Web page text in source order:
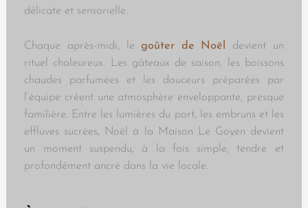
délicate et sensorielle.
Chaque après-midi, legoûter de Noël
devient un
rituel chaleureux. Les gâteaux de saison, les boissons
chaudes parfumées et les douceurs préparées par
l’équipe créent une atmosphère enveloppante, presque
familière. Entre les lumières du port, les embruns et les
effluves sucrées, Noël à la Maison Le Goyen devient
un moment suspendu, à la fois simple, tendre et
profondément ancré dans la vie locale.